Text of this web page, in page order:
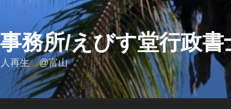
務所/えびす堂行政書
再生 @富山